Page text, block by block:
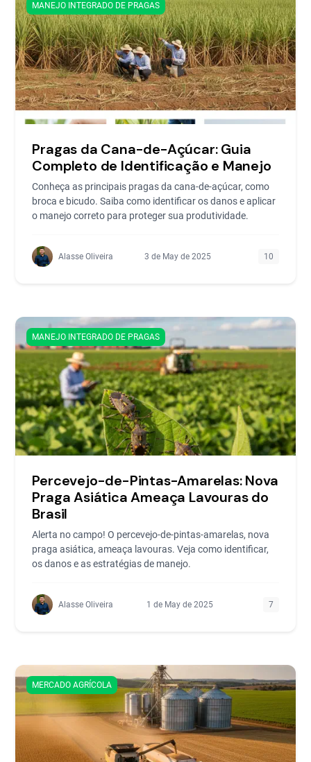
MANEJO INTEGRADO DE PRAGAS
Pragas da Cana-de-Açúcar: Guia
Completo de Identificação e Manejo
Conheça as principais pragas da cana-de-açúcar, como
broca e bicudo. Saiba como identificar os danos e aplicar
o manejo correto para proteger sua produtividade.
Alasse Oliveira 3 de May de 2025 10
MANEJO INTEGRADO DE PRAGAS
Percevejo-de-Pintas-Amarelas: Nova
Praga Asiática Ameaça Lavouras do
Brasil
Alerta no campo! O percevejo-de-pintas-amarelas, nova
praga asiática, ameaça lavouras. Veja como identificar,
os danos e as estratégias de manejo.
Alasse Oliveira 1 de May de 2025 7
MERCADO AGRÍCOLA